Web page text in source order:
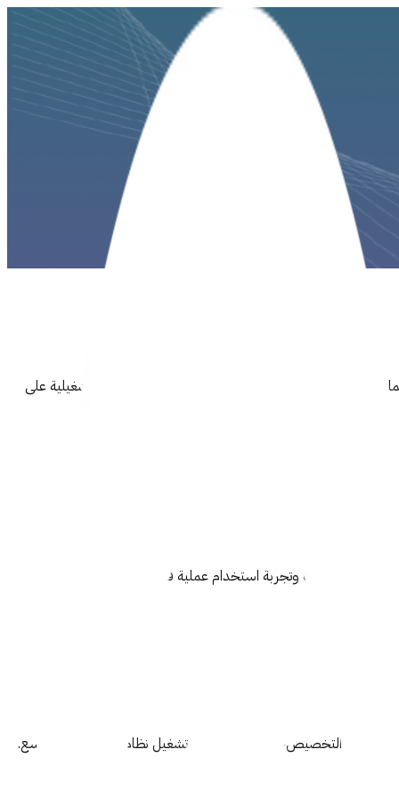
عمل تعتمد على البيانات وتدعم الاستدامة والكفاءة التشغيلية على
الجودة وتجربة استخدام عملية قابلة للنمو والتطوير.